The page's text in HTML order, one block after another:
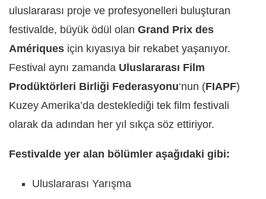
uluslararası proje ve profesyonelleri buluşturan
festivalde, büyük ödül olan Grand Prix des
Amériques için kıyasıya bir rekabet yaşanıyor.
Festival aynı zamanda Uluslararası Film
Prodüktörleri Birliği Federasyonu‘nun (FIAPF)
Kuzey Amerika’da desteklediği tek film festivali
olarak da adından her yıl sıkça söz ettiriyor.
Festivalde yer alan bölümler aşağıdaki gibi:
Uluslararası Yarışma